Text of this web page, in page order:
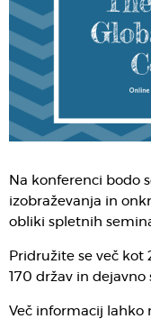
Na konferenci bodo
izobraževanja in
obliki spletnih
Pridružite se več
170 držav in
Več informacij lahko